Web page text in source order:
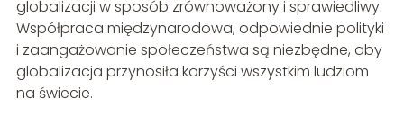
globalizacji w sposób zrównoważony i sprawiedliwy.
Współpraca międzynarodowa, odpowiednie polityki
i zaangażowanie społeczeństwa są niezbędne, aby
globalizacja przynosiła korzyści wszystkim ludziom
na świecie.